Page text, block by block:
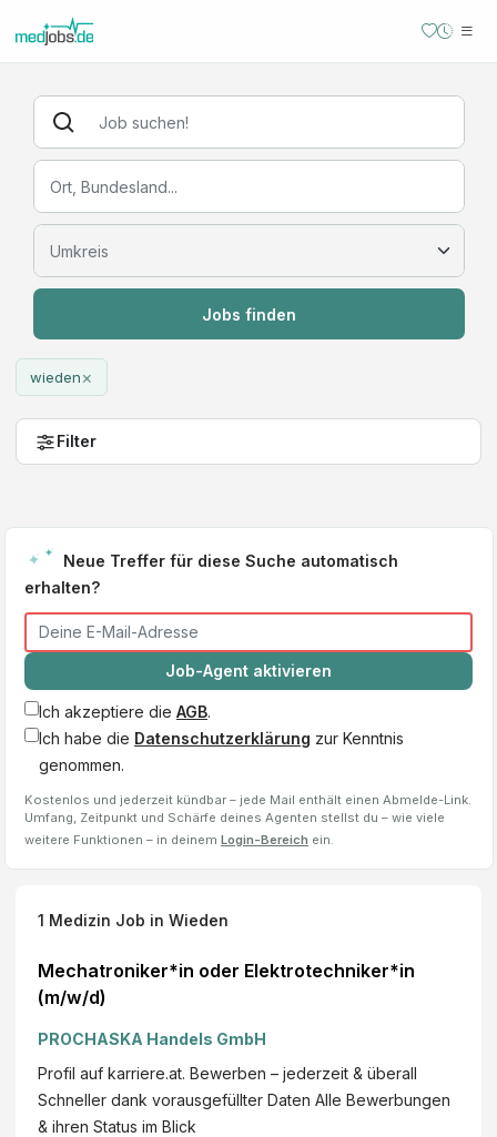
Jobs finden
wieden×
Filter
Neue Treffer für diese Suche automatisch
erhalten?
Job-Agent aktivieren
Ich akzeptiere die AGB.
Ich habe die Datenschutzerklärung zur Kenntnis
genommen.
Kostenlos und jederzeit kündbar – jede Mail enthält einen Abmelde-Link.
Umfang, Zeitpunkt und Schärfe deines Agenten stellst du – wie viele
weitere Funktionen – in deinem Login-Bereich ein.
1 Medizin Job in Wieden
Mechatroniker*in oder Elektrotechniker*in
(m/w/d)
PROCHASKA Handels GmbH
Profil auf karriere.at. Bewerben – jederzeit & überall
Schneller dank vorausgefüllter Daten Alle Bewerbungen
& ihren Status im Blick